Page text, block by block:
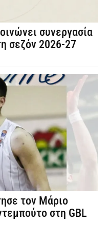
συνεργασία
σεζόν 2026-27
τον Μάριο
στη GBL